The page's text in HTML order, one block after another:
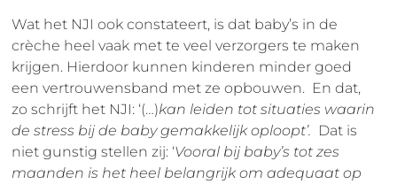
Wat het NJI ook constateert, is dat baby’s in de
crèche heel vaak met te veel verzorgers te maken
krijgen. Hierdoor kunnen kinderen minder goed
een vertrouwensband met ze opbouwen. En dat,
zo schrijft het NJI: ‘(…)kan leiden tot situaties waarin
de stress bij de baby gemakkelijk oploopt’. Dat is
niet gunstig stellen zij: ‘Vooral bij baby’s tot zes
maanden is het heel belangrijk om adequaat op